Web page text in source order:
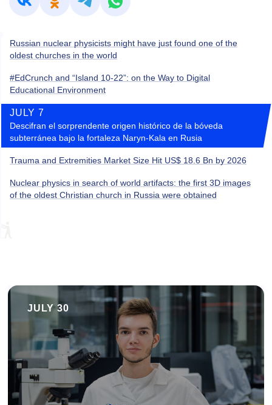
Russian nuclear physicists might have just found one of the
oldest churches in the world
#EdCrunch and “Island 10-22”: on the Way to Digital
Educational Environment
JULY 7
Descifran el sorprendente origen histórico de la bóveda
subterránea bajo la fortaleza Naryn-Kala en Rusia
Trauma and Extremities Market Size Hit US$ 18.6 Bn by 2026
Nuclear physics in search of world artifacts: the first 3D images
of the oldest Christian church in Russia were obtained
JULY 30